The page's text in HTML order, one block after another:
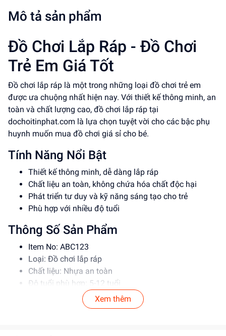
Mô tả sản phẩm
Đồ Chơi Lắp Ráp - Đồ Chơi
Trẻ Em Giá Tốt
Đồ chơi lắp ráp là một trong những loại đồ chơi trẻ em
được ưa chuộng nhất hiện nay. Với thiết kế thông minh, an
toàn và chất lượng cao, đồ chơi lắp ráp tại
dochoitinphat.com là lựa chọn tuyệt vời cho các bậc phụ
huynh muốn mua đồ chơi giá sỉ cho bé.
Tính Năng Nổi Bật
Thiết kế thông minh, dễ dàng lắp ráp
Chất liệu an toàn, không chứa hóa chất độc hại
Phát triển tư duy và kỹ năng sáng tạo cho trẻ
Phù hợp với nhiều độ tuổi
Thông Số Sản Phẩm
Item No: ABC123
Loại: Đồ chơi lắp ráp
Chất liệu: Nhựa an toàn
Độ tuổi phù hợp: 5-12 tuổi
Hướng Dẫn Sử Dụng
Xem thêm